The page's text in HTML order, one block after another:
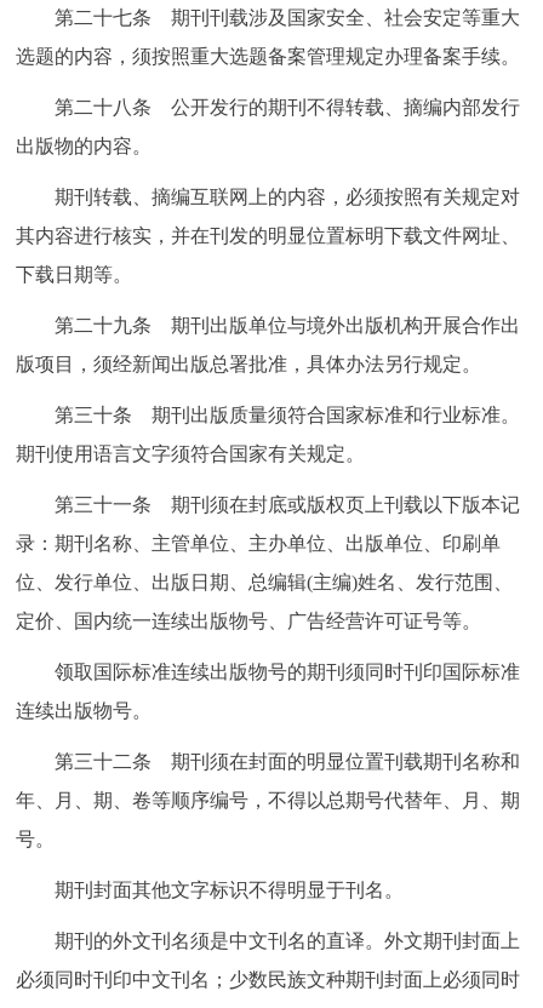
第二十七条 期刊刊载涉及国家安全、社会安定等重大
选题的内容，须按照重大选题备案管理规定办理备案手续。
第二十八条 公开发行的期刊不得转载、摘编内部发行
出版物的内容。
期刊转载、摘编互联网上的内容，必须按照有关规定对
其内容进行核实，并在刊发的明显位置标明下载文件网址、
下载日期等。
第二十九条 期刊出版单位与境外出版机构开展合作出
版项目，须经新闻出版总署批准，具体办法另行规定。
第三十条 期刊出版质量须符合国家标准和行业标准。
期刊使用语言文字须符合国家有关规定。
第三十一条 期刊须在封底或版权页上刊载以下版本记
录：期刊名称、主管单位、主办单位、出版单位、印刷单
位、发行单位、出版日期、总编辑(主编)姓名、发行范围、
定价、国内统一连续出版物号、广告经营许可证号等。
领取国际标准连续出版物号的期刊须同时刊印国际标准
连续出版物号。
第三十二条 期刊须在封面的明显位置刊载期刊名称和
年、月、期、卷等顺序编号，不得以总期号代替年、月、期
号。
期刊封面其他文字标识不得明显于刊名。
期刊的外文刊名须是中文刊名的直译。外文期刊封面上
必须同时刊印中文刊名；少数民族文种期刊封面上必须同时